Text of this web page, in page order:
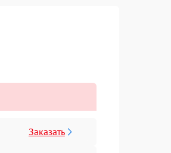
Заказать